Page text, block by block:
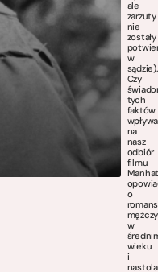
ale
zarzuty
nie
zostały
w
sądzie).
Czy
tych
faktów
wpływa
na
nasz
odbiór
filmu
o
w
wieku
i